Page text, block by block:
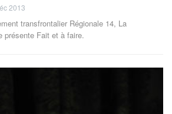
2013
transfrontalier Régionale 14, La
présente Fait et à faire.